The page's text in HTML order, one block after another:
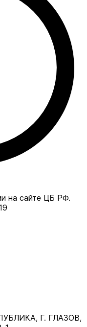
на сайте ЦБ РФ.
Г. ГЛАЗОВ,